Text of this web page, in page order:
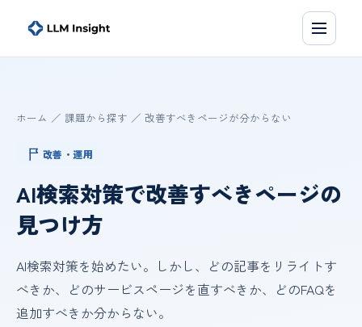
ホーム ／ 課題から探す ／ 改善すべきページが分からない
改善・運用
AI検索対策で改善すべきページの
見つけ方
AI検索対策を始めたい。しかし、どの記事をリライトす
べきか、どのサービスページを直すべきか、どのFAQを
追加すべきか分からない。